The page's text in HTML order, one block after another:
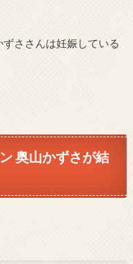
ささんは妊娠している
奥山かずさが結